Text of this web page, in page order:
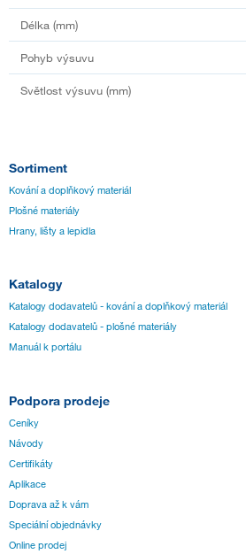
Délka (mm)
Pohyb výsuvu
Světlost výsuvu (mm)
Sortiment
Kování a doplňkový materiál
Plošné materiály
Hrany, lišty a lepidla
Katalogy
Katalogy dodavatelů - kování a doplňkový materiál
Katalogy dodavatelů - plošné materiály
Manuál k portálu
Podpora prodeje
Ceníky
Návody
Certifikáty
Aplikace
Doprava až k vám
Speciální objednávky
Online prodej